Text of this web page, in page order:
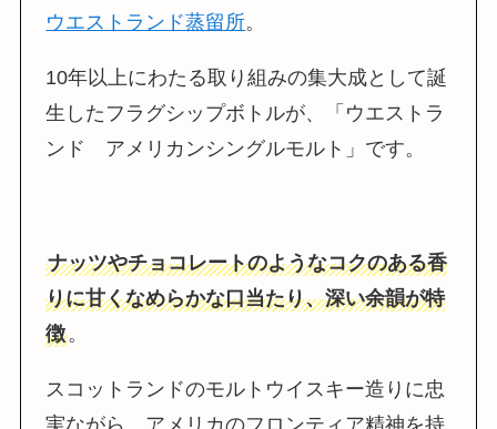
ウエストランド蒸留所。
10年以上にわたる取り組みの集大成として誕
生したフラグシップボトルが、「ウエストラ
ンド アメリカンシングルモルト」です。
ナッツやチョコレートのようなコクのある香
りに甘くなめらかな口当たり、深い余韻が特
徴。
スコットランドのモルトウイスキー造りに忠